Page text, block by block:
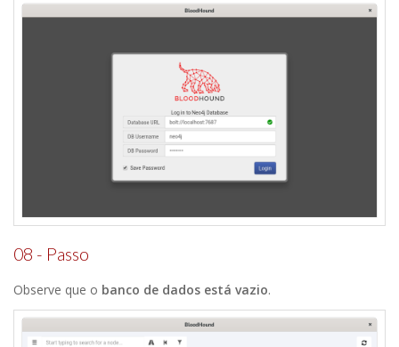
08 - Passo
Observe que o banco de dados está vazio.